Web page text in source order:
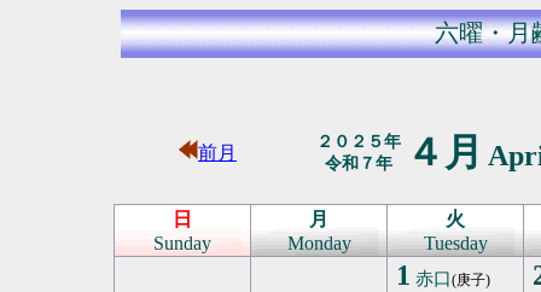
六曜・月
前月
２０２５年
令和７年
４月
日
Sunday
月
Monday
火
Tuesday
1 赤口(庚子)